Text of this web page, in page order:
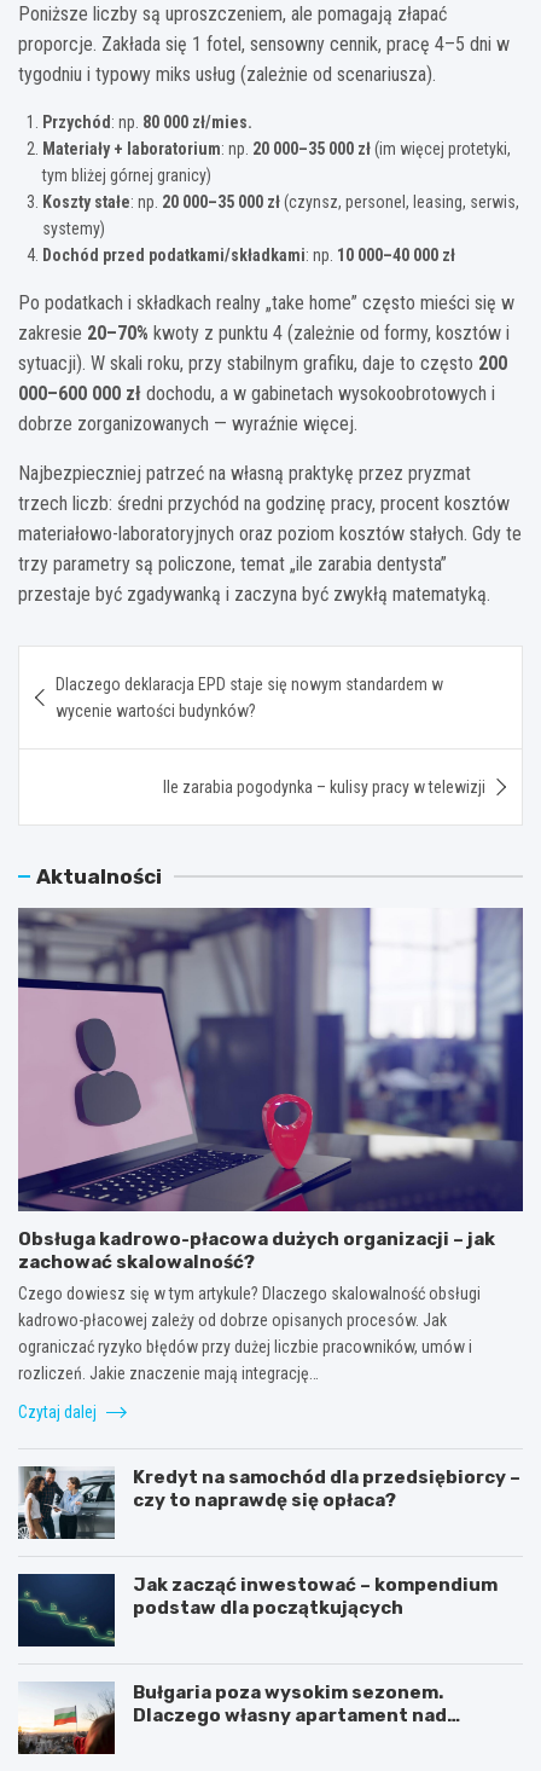
Poniższe liczby są uproszczeniem, ale pomagają złapać
proporcje. Zakłada się 1 fotel, sensowny cennik, pracę 4–5 dni w
tygodniu i typowy miks usług (zależnie od scenariusza).
Przychód : np. 80 000 zł/mies.
Materiały + laboratorium: np. 20 000–35 000 zł(im więcej protetyki,
tym bliżej górnej granicy)
Koszty stałe: np. 20 000–35 000 zł(czynsz, personel, leasing, serwis,
systemy)
Dochód przed podatkami/składkami: np. 10 000–40 000 zł
Po podatkach i składkach realny „take home” często mieści się w
zakresie 20–70% kwoty z punktu 4 (zależnie od formy, kosztów i
sytuacji). W skali roku, przy stabilnym grafiku, daje to często 200
000–600 000 zł dochodu, a w gabinetach wysokoobrotowych i
dobrze zorganizowanych — wyraźnie więcej.
Najbezpieczniej patrzeć na własną praktykę przez pryzmat
trzech liczb: średni przychód na godzinę pracy, procent kosztów
materiałowo-laboratoryjnych oraz poziom kosztów stałych. Gdy te
trzy parametry są policzone, temat „ile zarabia dentysta”
przestaje być zgadywanką i zaczyna być zwykłą matematyką.
wpisu
Dlaczego deklaracja EPD staje się nowym standardem w
wycenie wartości budynków?
Ile zarabia pogodynka – kulisy pracy w telewizji
Aktualności
Obsługa kadrowo-płacowa dużych organizacji – jak
zachować skalowalność?
Czego dowiesz się w tym artykule? Dlaczego skalowalność obsługi
kadrowo-płacowej zależy od dobrze opisanych procesów. Jak
ograniczać ryzyko błędów przy dużej liczbie pracowników, umów i
rozliczeń. Jakie znaczenie mają integrację…
Czytaj dalej
Kredyt na samochód dla przedsiębiorcy –
czy to naprawdę się opłaca?
Jak zacząć inwestować – kompendium
podstaw dla początkujących
Bułgaria poza wysokim sezonem.
Dlaczego własny apartament nad